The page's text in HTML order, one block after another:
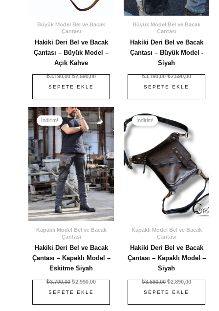
Büyük Model Bel ve Bacak
Çantası
Hakiki Deri Bel ve Bacak
Çantası – Büyük Model –
Açık Kahve
₺3.190,00 ₺2.590,00
SEPETE EKLE
Büyük Model Bel ve Bacak
Çantası
Hakiki Deri Bel ve Bacak
Çantası – Büyük Model -
Siyah
₺3.190,00 ₺2.590,00
SEPETE EKLE
İndirim!
Kapaklı Model Bel ve Bacak
Çantası
Hakiki Deri Bel ve Bacak
Çantası – Kapaklı Model –
Eskitme Siyah
₺3.700,00
Orijinal
fiyat:
₺3.700,00.
₺2.990,00
Şu
andaki
fiyat:
₺2.990,00.
SEPETE EKLE
İndirim!
Kapaklı Model Bel ve Bacak
Çantası
Hakiki Deri Bel ve Bacak
Çantası – Kapaklı Model –
Siyah
₺3.590,00
₺3.590,00.
₺2.890,00
₺2.890,00.
SEPETE EKLE